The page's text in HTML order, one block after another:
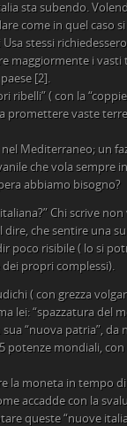
sta subendo.
come in quel caso
stessi
maggiormente i vasti
[2].
ribelli” ( con la
promettere vaste
Mediterraneo; un
che vola sempre
abbiamo bisogno?
Chi scrive
che sentire una
poco risibile ( lo si
dei propri complessi).
( con grezza
lei: “spazzatura del
“nuova patria”, da
potenze mondiali,
la moneta in tempo
accadde con la
queste “nuove